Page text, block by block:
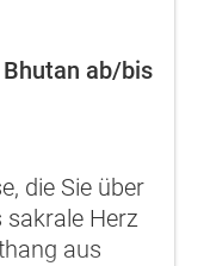
ab/bis
die Sie über
sakrale Herz
aus